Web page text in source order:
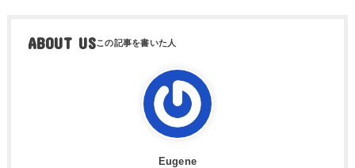
ABOUT US
Eugene